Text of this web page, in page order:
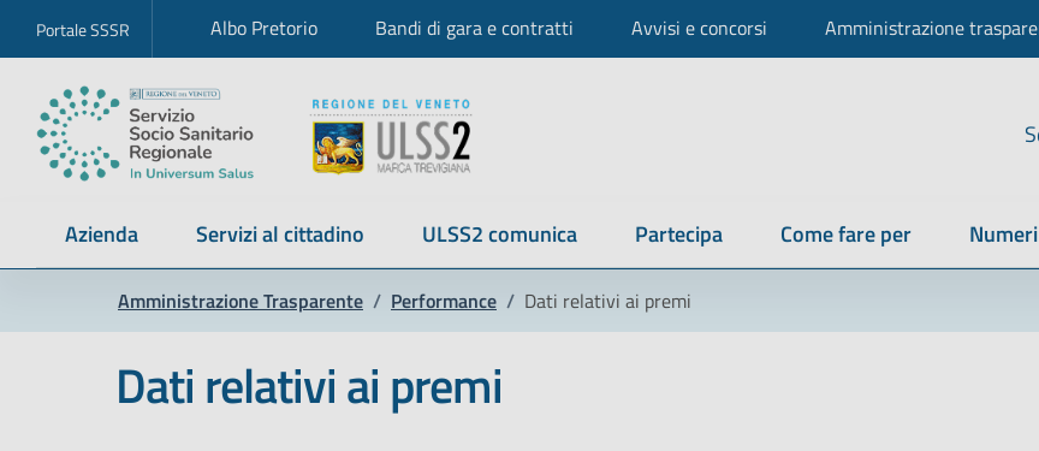
Portale SSSR Albo Pretorio Bandi di gara e contratti Avvisi e concorsi Amministrazione
Azienda Servizi al cittadino ULSS2 comunica Partecipa Come fare per
Amministrazione Trasparente / Performance / Dati relativi ai premi
Dati relativi ai premi